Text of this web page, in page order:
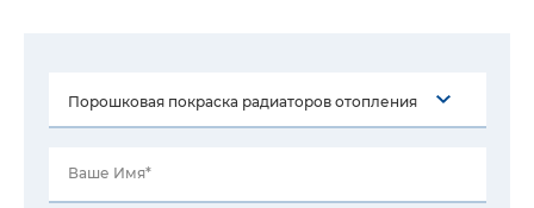
Ваше Имя*